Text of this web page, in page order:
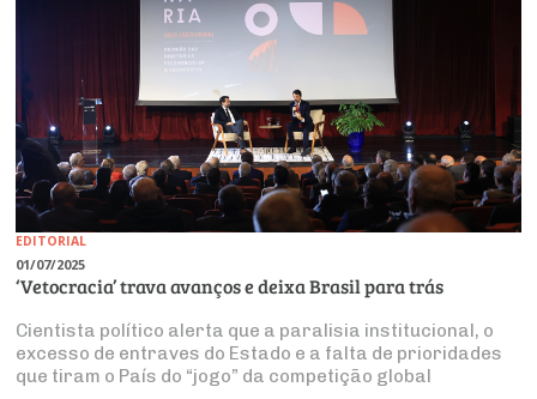
EDITORIAL
01/07/2025
‘Vetocracia’ trava avanços e deixa Brasil para trás
Cientista político alerta que a paralisia institucional, o
excesso de entraves do Estado e a falta de prioridades
que tiram o País do “jogo” da competição global